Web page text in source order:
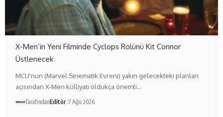
X-Men’in Yeni Filminde Cyclops Rolünü Kit Connor
Üstlenecek
MCU'nun (Marvel Sinematik Evreni) yakın gelecekteki planları
açısından X-Men külliyatı oldukça önemli…
TarafındanEditör 7 Ağu 2026